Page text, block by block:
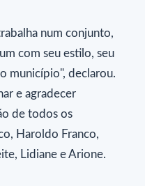
num conjunto,
com seu estilo, seu
município", declarou.
e agradecer
de todos os
Haroldo Franco,
Lidiane e Arione.